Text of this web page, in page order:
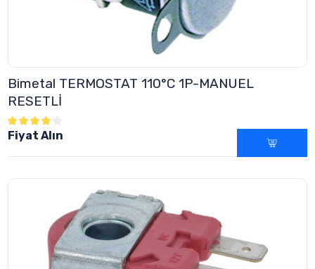
Bimetal TERMOSTAT 110°C 1P-MANUEL
RESETLİ
Fiyat Alın